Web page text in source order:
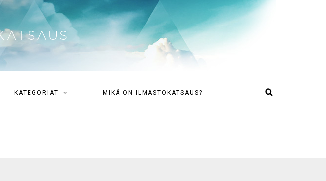
KATEGORIAT MIKÄ ON ILMASTOKATSAUS?